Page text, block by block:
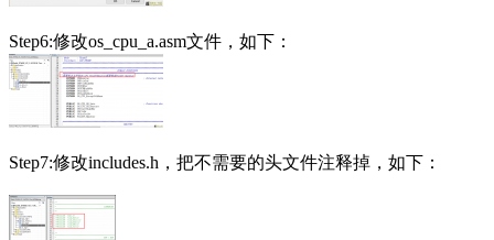
Step6:修改os_cpu_a.asm文件，如下：
Step7:修改includes.h，把不需要的头文件注释掉，如下：